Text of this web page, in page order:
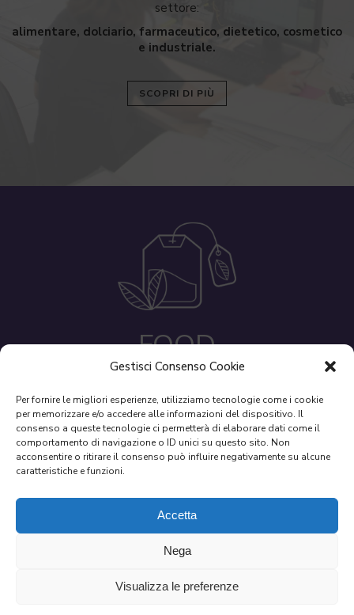
Gestisci Consenso Cookie
Per fornire le migliori esperienze, utilizziamo tecnologie come i cookie
per memorizzare e/o accedere alle informazioni del dispositivo. Il
consenso a queste tecnologie ci permetterà di elaborare dati come il
comportamento di navigazione o ID unici su questo sito. Non
acconsentire o ritirare il consenso può influire negativamente su alcune
caratteristiche e funzioni.
Accetta
Nega
Visualizza le preferenze
settore:
alimentare, dolciario, farmaceutico, dietetico, cosmetico
e industriale.
SCOPRI DI PIÙ
FOOD
PHARMA